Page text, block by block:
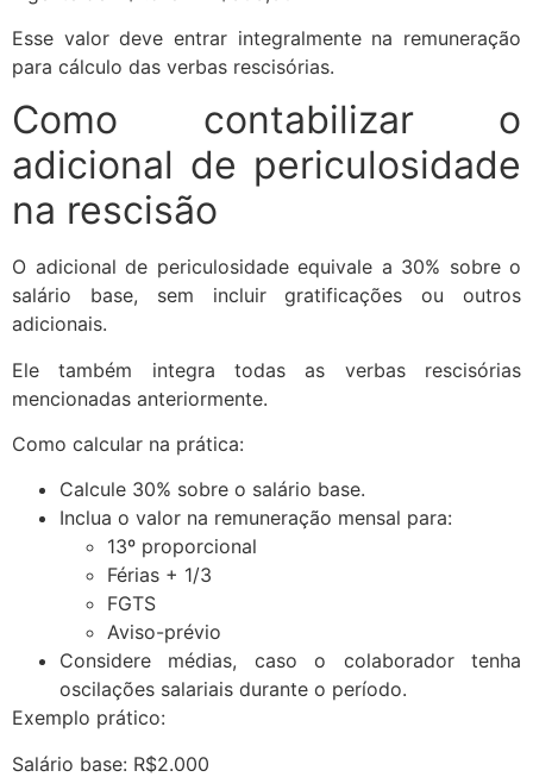
Esse valor deve entrar integralmente na remuneração
para cálculo das verbas rescisórias.
Como contabilizar o
adicional de periculosidade
na rescisão
O adicional de periculosidade equivale a 30% sobre o
salário base, sem incluir gratificações ou outros
adicionais.
Ele também integra todas as verbas rescisórias
mencionadas anteriormente.
Como calcular na prática:
Calcule 30% sobre o salário base.
Inclua o valor na remuneração mensal para:
13º proporcional
Férias + 1/3
FGTS
Aviso-prévio
Considere médias, caso o colaborador tenha
oscilações salariais durante o período.
Exemplo prático:
Salário base: R$2.000